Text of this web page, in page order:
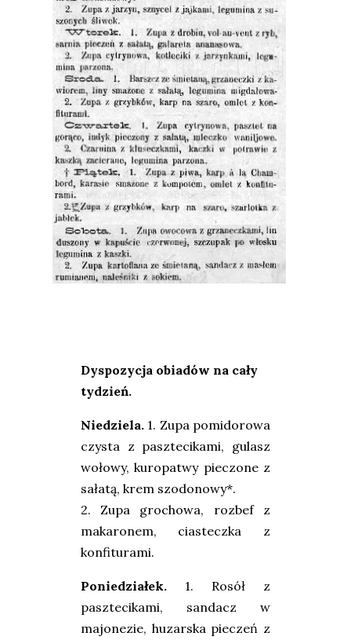
Dyspozycja obiadów na cały
tydzień.
Niedziela.1. Zupa pomidorowa
czysta z pasztecikami, gulasz
wołowy, kuropatwy pieczone z
sałatą, krem szodonowy*.
2. Zupa grochowa, rozbef z
makaronem, ciasteczka z
konfiturami.
Poniedziałek. 1. Rosół z
pasztecikami, sandacz w
majonezie, huzarska pieczeń z